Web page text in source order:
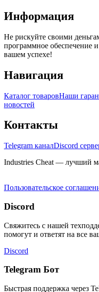
Информация
Не рискуйте своими
программное обеспечение
вашем успехе!
Навигация
Каталог товаровНаши
новостей
Контакты
Telegram каналDiscord
Industries Cheat — лучший
Пользовательское
Discord
Свяжитесь с нашей
помогут и ответят на все
Discord
Telegram Бот
Быстрая поддержка через